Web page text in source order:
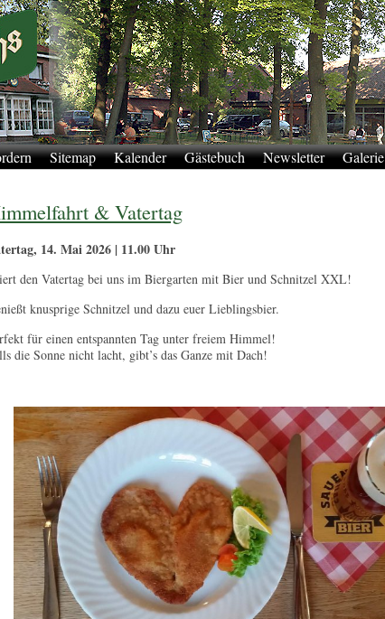
Sitemap Kalender Gästebuch Newsletter Galerie
& Vatertag
14. Mai 2026 | 11.00 Uhr
den Vatertag bei uns im Biergarten mit Bier und Schnitzel XXL!
knusprige Schnitzel und dazu euer Lieblingsbier.
für einen entspannten Tag unter freiem Himmel!
die Sonne nicht lacht, gibt’s das Ganze mit Dach!